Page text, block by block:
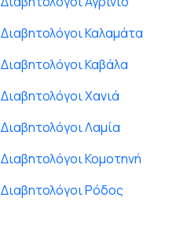
Διαβητολόγοι Καλαμάτα
Διαβητολόγοι Καβάλα
Διαβητολόγοι Χανιά
Διαβητολόγοι Λαμία
Διαβητολόγοι Κομοτηνή
Διαβητολόγοι Ρόδος